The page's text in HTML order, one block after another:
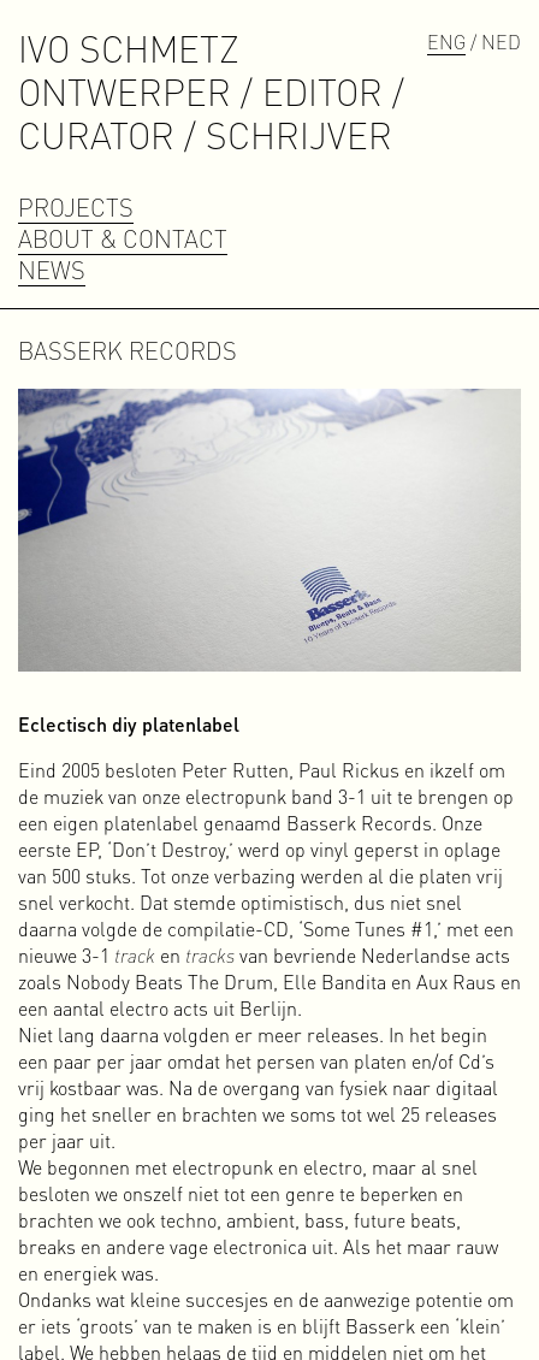
Contact
contact@ivoschmetz.nl
begonnen. Dit keer in mijn eentje en onder mijn eigen
naam. Opnieuw beginnen betekent dat je opnieuw moet
definiëren wie je bent en wat je doet. In mijn geval is dat niet
zo eenvoudig omdat ik veel verschillende dingen leuk vindt
en actief betrokken ben in verschillende functies en
activiteiten. Ik ben grafisch ontwerper, maar ook video-
editor, animator, initiatiefnemer, webdocu maker,interaction
designer,activist, schrijver, muziekprogrammeur,
bestuurslid, curator, uitgever en sinds een tijdje geef ik ook
presentaties enworkshops.Dat lijkt veel en misschien
ongeloofwaardig, maar toch is dit wie ik ben en wat ik doe.
Dat multidisciplinaire karakter is in de loop der tijd
ontstaan omdat ik vaak het initiatief neem om projecten op
te zetten en graag experimenteer met verschillende media
en kunstvormen. Sommige mensen zien het
multidisciplinaire als onduidelijk en verwarrend, maar ik
zie het vooral als een kracht. Het is een hybride vorm van
ontwerpen waarin ik verschillende genres, activiteiten,
media, initiatieven, kunstvormen en activisme aan elkaar
verbindt om op die manier te werken aan nieuwe
perspectieven en ideeën.
IVO SCHMETZ
ONTWERPER / EDITOR /
CURATOR /SCHRIJVER
ENG / NED
PROJECTS
ABOUT & CONTACT
NEWS
BASSERK RECORDS
Eclectisch diy platenlabel
Eind 2005 besloten Peter Rutten, Paul Rickus en ikzelf om
de muziek van onze electropunk band 3-1 uit te brengen op
een eigen platenlabel genaamd Basserk Records. Onze
eerste EP, ‘Don’t Destroy,’ werd op vinyl geperst in oplage
van 500 stuks. Tot onze verbazing werden al die platen vrij
snel verkocht. Dat stemde optimistisch, dus niet snel
daarna volgde de compilatie-CD, ‘Some Tunes #1,’ met een
nieuwe 3-1 track en tracksvan bevriende Nederlandse acts
zoals Nobody Beats The Drum, Elle Bandita en Aux Raus en
een aantal electro acts uit Berlijn.
Niet lang daarna volgden er meer releases. In het begin
een paar per jaar omdat het persen van platen en/of Cd’s
vrij kostbaar was. Na de overgang van fysiek naar digitaal
ging het sneller en brachten we soms tot wel 25 releases
per jaar uit.
We begonnen met electropunk en electro, maar al snel
besloten we onszelf niet tot een genre te beperken en
brachten we ook techno, ambient, bass, future beats,
breaks en andere vage electronica uit. Als het maar rauw
en energiek was.
Ondanks wat kleine succesjes en de aanwezige potentie om
er iets ‘groots’ van te maken is en blijft Basserk een ‘klein’
label. We hebben helaas de tijd en middelen niet om het